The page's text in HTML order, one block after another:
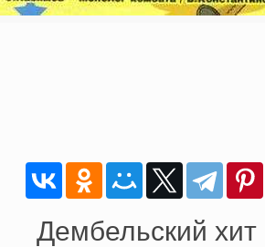
Дембельский хит